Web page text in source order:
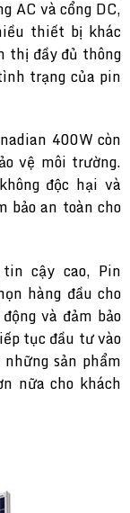
AC và cổng DC,
thiết bị khác
thị đầy đủ thông
trạng của pin
400W còn
vệ môi trường.
độc hại và
bảo an toàn cho
cậy cao, Pin
hàng đầu cho
và đảm bảo
tục đầu tư vào
sản phẩm
nữa cho khách